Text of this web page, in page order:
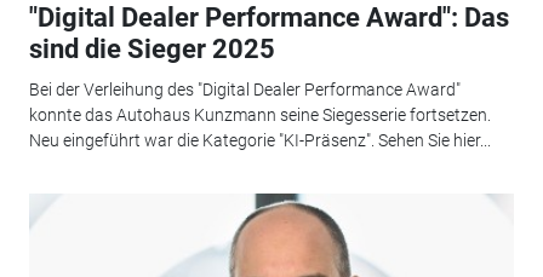
"Digital Dealer Performance Award": Das
sind die Sieger 2025
Bei der Verleihung des "Digital Dealer Performance Award"
konnte das Autohaus Kunzmann seine Siegesserie fortsetzen.
Neu eingeführt war die Kategorie "KI-Präsenz". Sehen Sie hier...